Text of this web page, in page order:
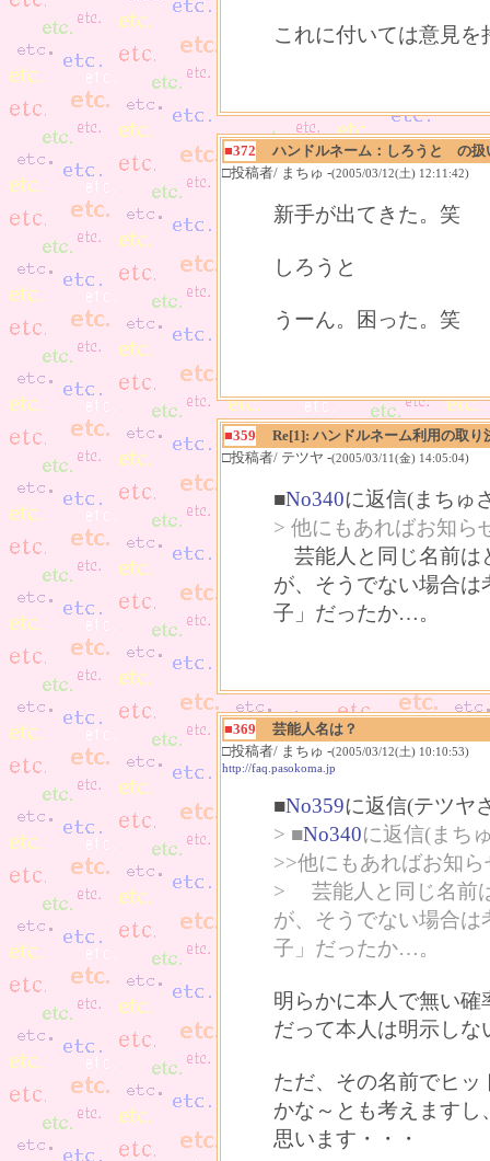
これに付いては意見
■372
ハンドルネーム：しろうと の扱
□投稿者/ まちゅ -(2005/03/12(土) 12:11:42)
新手が出てきた。笑
しろうと
うーん。困った。笑
■359
Re[1]: ハンドルネーム利用の取り
□投稿者/ テツヤ -(2005/03/11(金) 14:05:04)
■No340に返信(まちゅ
> 他にもあればお知ら
芸能人と同じ名前は
が、そうでない場合
子」だったか…。
■369
芸能人名は？
□投稿者/ まちゅ -(2005/03/12(土) 10:10:53)
http://faq.pasokoma.jp
■No359に返信(テツヤ
> ■No340に返信(まち
>>他にもあればお知
> 芸能人と同じ名前
が、そうでない場合
子」だったか…。
明らかに本人で無い
だって本人は明示し
ただ、その名前でヒ
かな～とも考えます
思います・・・